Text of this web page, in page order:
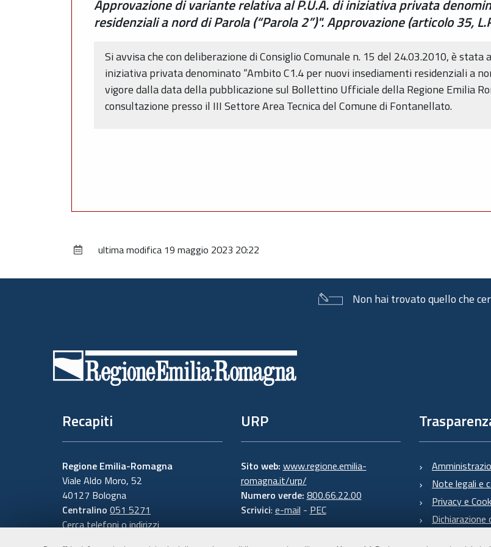
Approvazione di variante relativa al P.U.A. di iniziativa privata
residenziali a nord di Parola (“Parola 2”)". Approvazione (articolo 35,
Si avvisa che con deliberazione di Consiglio Comunale n. 15 del 24.03.2010, è
iniziativa privata denominato “Ambito C1.4 per nuovi insediamenti residenziali a
vigore dalla data della pubblicazione sul Bollettino Ufficiale della Regione Emilia
consultazione presso il III Settore Area Tecnica del Comune di Fontanellato.
ultima modifica 19 maggio 2023 20:22
Non hai trovato quello che
Recapiti
Regione Emilia-Romagna
Viale Aldo Moro, 52
40127 Bologna
Centralino 051 5271
Cerca telefoni o indirizzi
URP
Sito web: www.regione.emilia-
romagna.it/urp/
Numero verde: 800.66.22.00
Scrivici: e-mail - PEC
Note legali e
Privacy e
Dichiarazione